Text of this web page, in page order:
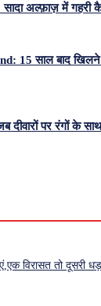
सादा अल्फ़ाज़ में गहरी
15 साल बाद खिलने
पर रंगों के
विरासत तो